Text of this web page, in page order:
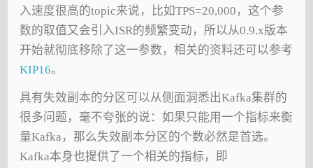
入速度很高的topic来说，比如TPS=20,000，这个参
数的取值又会引入ISR的频繁变动，所以从0.9.x版本
开始就彻底移除了这一参数，相关的资料还可以参考
KIP16。
具有失效副本的分区可以从侧面洞悉出Kafka集群的
很多问题，毫不夸张的说：如果只能用一个指标来衡
量Kafka，那么失效副本分区的个数必然是首选。
Kafka本身也提供了一个相关的指标，即